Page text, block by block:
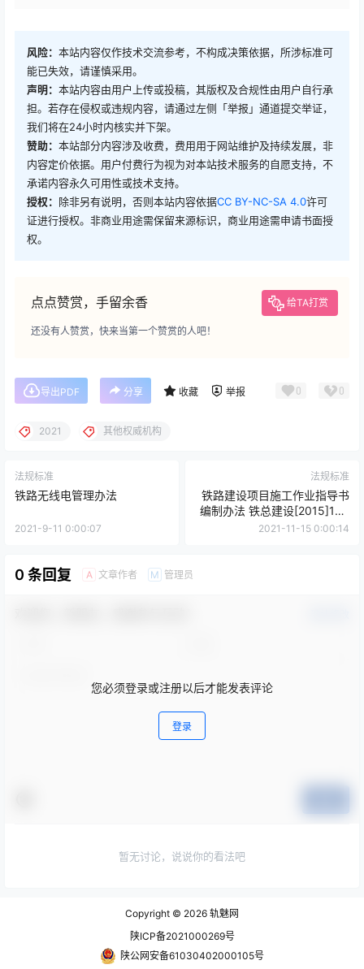
风险： 本站内容仅作技术交流参考，不构成决策依据，所涉标准可
能已失效，请谨慎采用。
声明： 本站内容由用户上传或投稿，其版权及合规性由用户自行承
担。若存在侵权或违规内容，请通过左侧「举报」通道提交举证，
我们将在24小时内核实并下架。
赞助： 本站部分内容涉及收费，费用用于网站维护及持续发展，非
内容定价依据。用户付费行为视为对本站技术服务的自愿支持，不
承诺内容永久可用性或技术支持。
授权： 除非另有说明，否则本站内容依据CC BY-NC-SA 4.0许可
证进行授权。非商业用途需保留来源标识，商业用途需申请书面授
权。
点点赞赏，手留余香 给TA打赏
还没有人赞赏，快来当第一个赞赏的人吧！
导出PDF 分享 收藏 举报 0 0
2021 其他权威机构
法规标准
铁路无线电管理办法
2021-9-11 0:00:07
法规标准
铁路建设项目施工作业指导书
编制办法 铁总建设[2015]188
号
2021-11-15 0:00:14
0 条回复 A 文章作者 M 管理员
您必须登录或注册以后才能发表评论
登录
暂无讨论，说说你的看法吧
Copyright © 2026 轨魅网
陕ICP备2021000269号
陕公网安备61030402000105号